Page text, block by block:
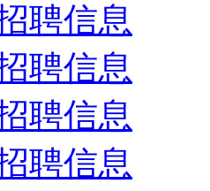
聘信息
聘信息
聘信息
聘信息